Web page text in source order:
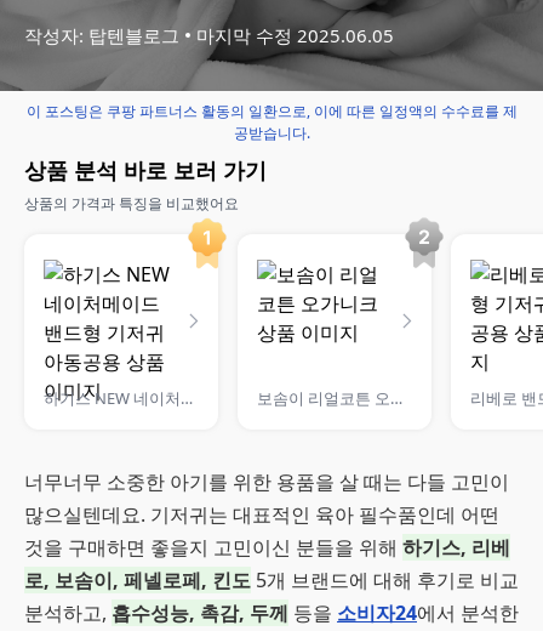
작성자: 탑텐블로그 마지막 수정 2025.06.05
이 포스팅은 쿠팡 파트너스 활동의 일환으로, 이에 따른 일정액의 수수료를 제
공받습니다.
상품 분석 바로 보러 가기
상품의 가격과 특징을 비교했어요
하기스 NEW 네이처메이드 밴드형 기저귀 아동공용 보솜이 리얼코튼 오가니크
너무너무 소중한 아기를 위한 용품을 살 때는 다들 고민이
많으실텐데요. 기저귀는 대표적인 육아 필수품인데 어떤
것을 구매하면 좋을지 고민이신 분들을 위해 하기스, 리베
로, 보솜이, 페넬로페, 킨도 5개 브랜드에 대해 후기로 비교
분석하고, 흡수성능, 촉감, 두께 등을 소비자24에서 분석한